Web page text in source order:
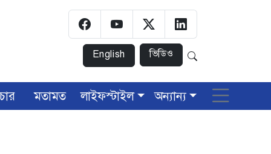
English ভিডিও
মতামত লাইফস্টাইল অন্যান্য